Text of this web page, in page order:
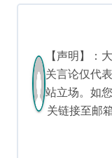
【声明】：
关言论仅代
站立场。如
关链接至邮